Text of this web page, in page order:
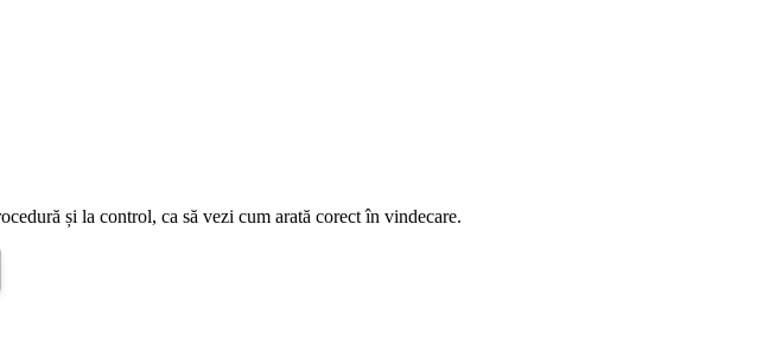
și la control, ca să vezi cum arată corect în vindecare.